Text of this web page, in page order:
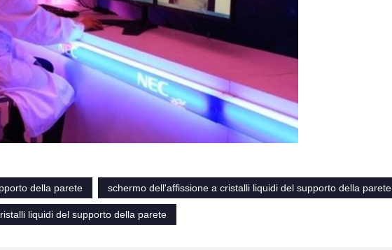
della parete
schermo dell'affissione a cristalli liquidi del supporto della parete
liquidi del supporto della parete